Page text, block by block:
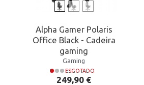
Alpha Gamer Polaris
Office Black - Cadeira
gaming
Gaming
ESGOTADO
Preço
249,90 €